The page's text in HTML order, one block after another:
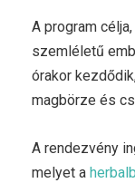
A program
szemléletű
órakor
magbörze és
A rendezvény
melyet a